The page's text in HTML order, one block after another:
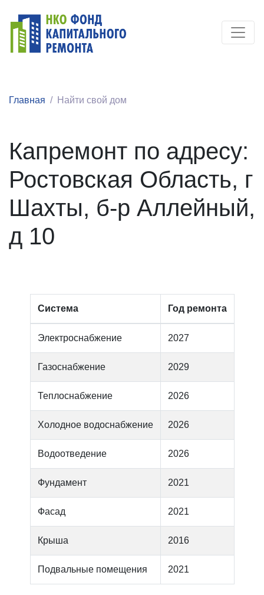
Главная Найти свой дом
Капремонт по адресу:
Ростовская Область, г
Шахты, б-р Аллейный,
д 10
Система Год ремонта
Электроснабжение 2027
Газоснабжение 2029
Теплоснабжение 2026
Холодное водоснабжение 2026
Водоотведение 2026
Фундамент 2021
Фасад 2021
Крыша 2016
Подвальные помещения 2021